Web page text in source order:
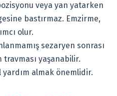
veya yan yatarken
bastırmaz. Emzirme,
olur.
sezaryen sonrası
travması yaşanabilir.
almak önemlidir.